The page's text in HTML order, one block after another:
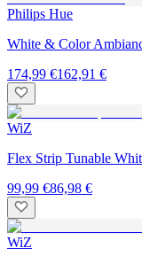
Philips Hue
White & Color
174,99 €162,91 €
WiZ
Flex Strip Tunable
99,99 €86,98 €
WiZ